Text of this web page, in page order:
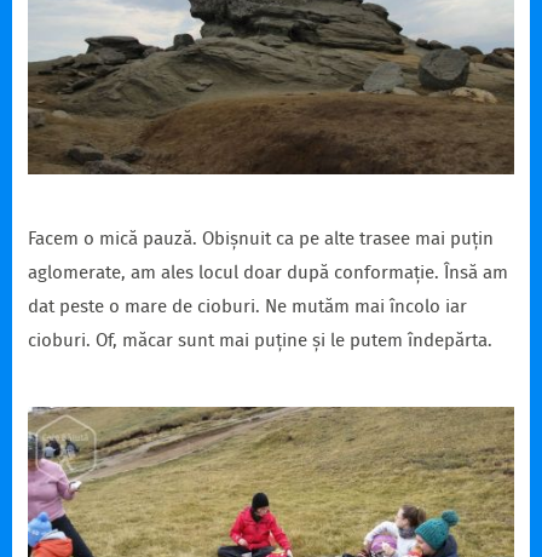
Facem o mică pauză. Obișnuit ca pe alte trasee mai puțin
aglomerate, am ales locul doar după conformație. Însă am
dat peste o mare de cioburi. Ne mutăm mai încolo iar
cioburi. Of, măcar sunt mai puține și le putem îndepărta.